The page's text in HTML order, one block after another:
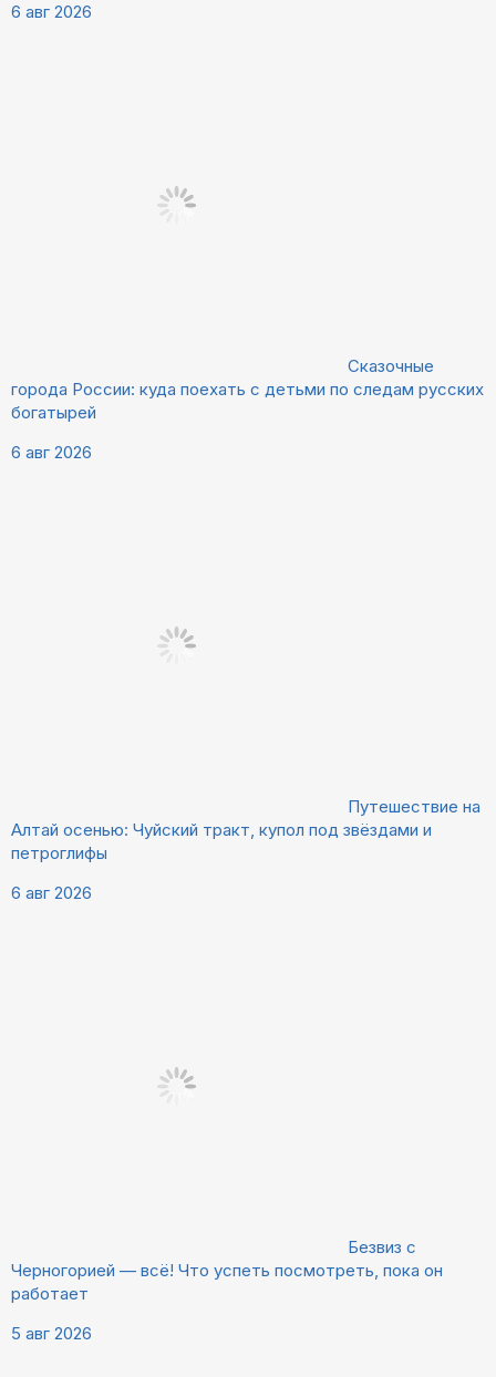
6 авг 2026
Сказочные
города России: куда поехать с детьми по следам русских
богатырей
6 авг 2026
Путешествие на
Алтай осенью: Чуйский тракт, купол под звёздами и
петроглифы
6 авг 2026
Безвиз с
Черногорией — всё! Что успеть посмотреть, пока он
работает
5 авг 2026